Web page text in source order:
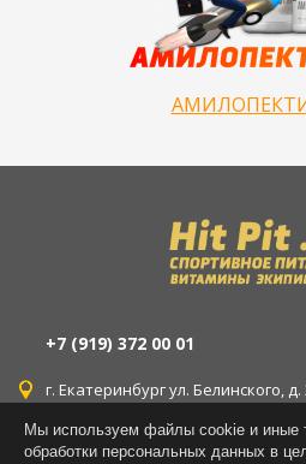
+7 (919) 372 00 01
г. Екатеринбург ул. Белинского, д.
г. Екатеринбург ул. Уральская,
Мы используем файлы cookie и иные
обработки персональных данных в